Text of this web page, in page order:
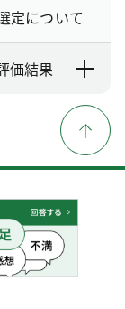
定について
価結果